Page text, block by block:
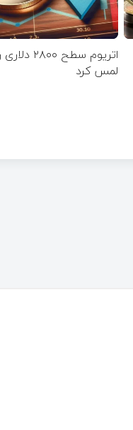
اتریوم
لمس کرد